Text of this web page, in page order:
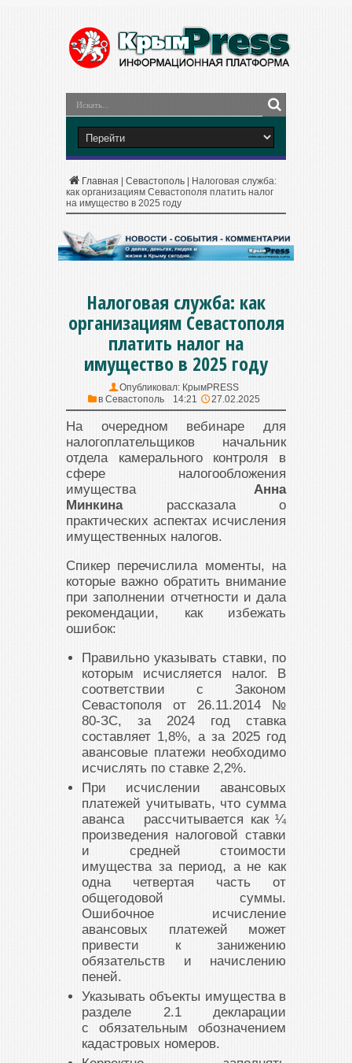
Главная Севастополь
Налоговая служба:
как организациям Севастополя платить налог
на имущество в 2025 году
Налоговая служба: как
организациям Севастополя
платить налог на
имущество в 2025 году
Опубликовал: КрымPRESS
в Севастополь 14:21 27.02.2025
На очередном вебинаре для
налогоплательщиков начальник
отдела камерального контроля в
сфере налогообложения
имущества Анна
Минкинарассказала о
практических аспектах исчисления
имущественных налогов.
Спикер перечислила моменты, на
которые важно обратить внимание
при заполнении отчетности и дала
рекомендации, как избежать
ошибок:
Правильно указывать ставки, по
которым исчисляется налог. В
соответствии с Законом
Севастополя от 26.11.2014 №
80-ЗС, за 2024 год ставка
составляет 1,8%, а за 2025 год
авансовые платежи необходимо
исчислять по ставке 2,2%.
При исчислении авансовых
платежей учитывать, что сумма
аванса рассчитывается как ¼
произведения налоговой ставки
и средней стоимости
имущества за период, а не как
одна четвертая часть от
общегодовой суммы.
Ошибочное исчисление
авансовых платежей может
привести к занижению
обязательств и начислению
пеней.
Указывать объекты имущества в
разделе 2.1 декларации
с обязательным обозначением
кадастровых номеров.